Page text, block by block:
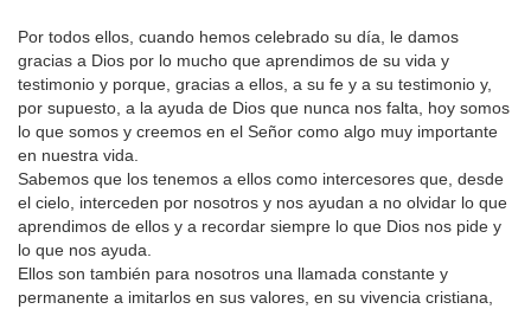
Por todos ellos, cuando hemos celebrado su día, le damos
gracias a Dios por lo mucho que aprendimos de su vida y
testimonio y porque, gracias a ellos, a su fe y a su testimonio y,
por supuesto, a la ayuda de Dios que nunca nos falta, hoy somos
lo que somos y creemos en el Señor como algo muy importante
en nuestra vida.
Sabemos que los tenemos a ellos como intercesores que, desde
el cielo, interceden por nosotros y nos ayudan a no olvidar lo que
aprendimos de ellos y a recordar siempre lo que Dios nos pide y
lo que nos ayuda.
Ellos son también para nosotros una llamada constante y
permanente a imitarlos en sus valores, en su vivencia cristiana,